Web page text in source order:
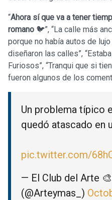
“Ahora sí que va a tener
romano 🐦”, “La calle más
porque no había autos de
diseñaron las calles”,
Furiosos”, “Tranqui que si
fueron algunos de los
Un problema típico
quedó atascado en
pic.twitter.com/
— El Club del Arte
(@Arteymas_)